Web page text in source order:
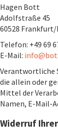
Hagen Bott
Adolfstraße 45
60528 Frankfurt/
Telefon: +49 69
E-Mail: info
Verantwortliche
die allein oder
Mittel der
Namen, E-Mail-
Widerruf